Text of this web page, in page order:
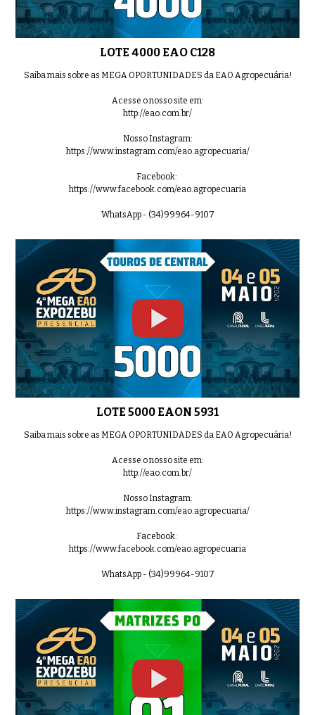
LOTE 4000 EAO C128
Saiba mais sobre as MEGA OPORTUNIDADES da EAO Agropecuária!
Acesse o nosso site em:
http://eao.com.br/
Nosso Instagram:
https://www.instagram.com/eao.agropecuaria/
Facebook:
https://www.facebook.com/eao.agropecuaria
WhatsApp - (34)99964-9107
LOTE 5000 EAON 5931
Saiba mais sobre as MEGA OPORTUNIDADES da EAO Agropecuária!
Acesse o nosso site em:
http://eao.com.br/
Nosso Instagram:
https://www.instagram.com/eao.agropecuaria/
Facebook:
https://www.facebook.com/eao.agropecuaria
WhatsApp - (34)99964-9107